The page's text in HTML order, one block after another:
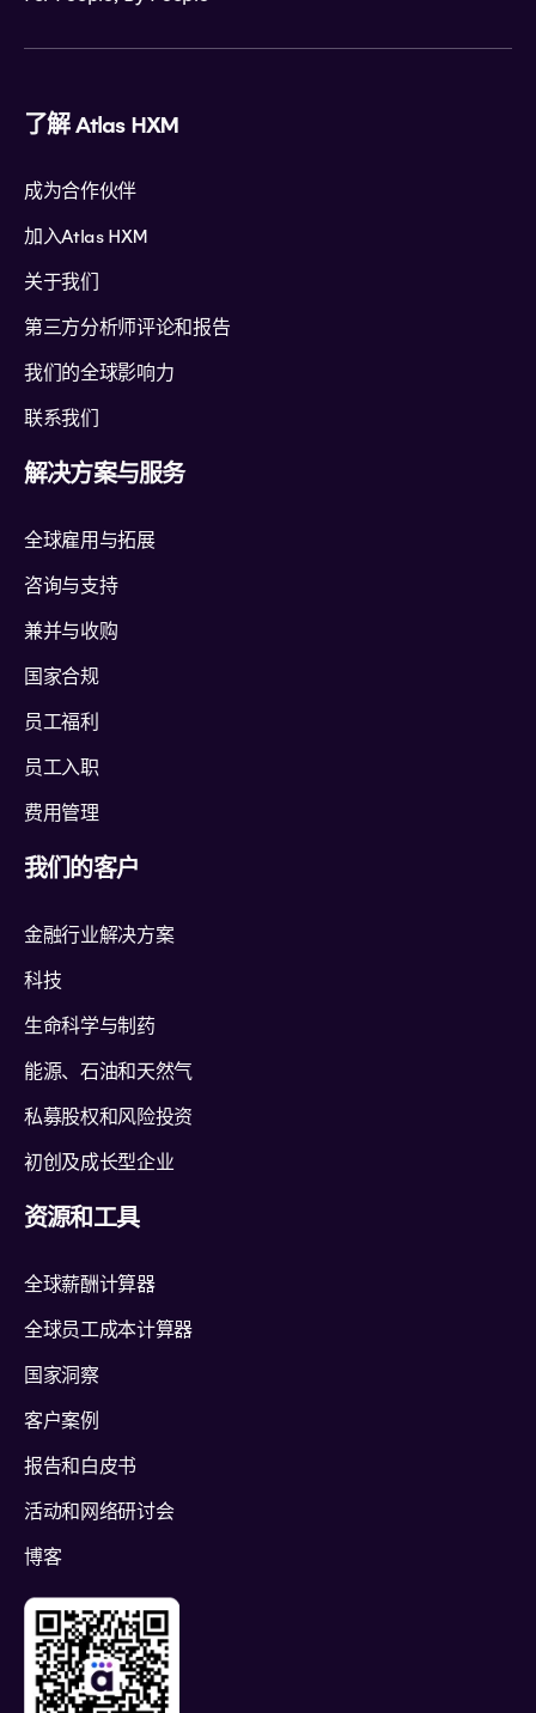
了解 Atlas HXM
成为合作伙伴
加入Atlas HXM
关于我们
第三方分析师评论和报告
我们的全球影响力
联系我们
解决方案与服务
全球雇用与拓展
咨询与支持
兼并与收购
国家合规
员工福利
员工入职
费用管理
我们的客户
金融行业解决方案
科技
生命科学与制药
能源、石油和天然气
私募股权和风险投资
初创及成长型企业
资源和工具
全球薪酬计算器
全球员工成本计算器
国家洞察
客户案例
报告和白皮书
活动和网络研讨会
博客